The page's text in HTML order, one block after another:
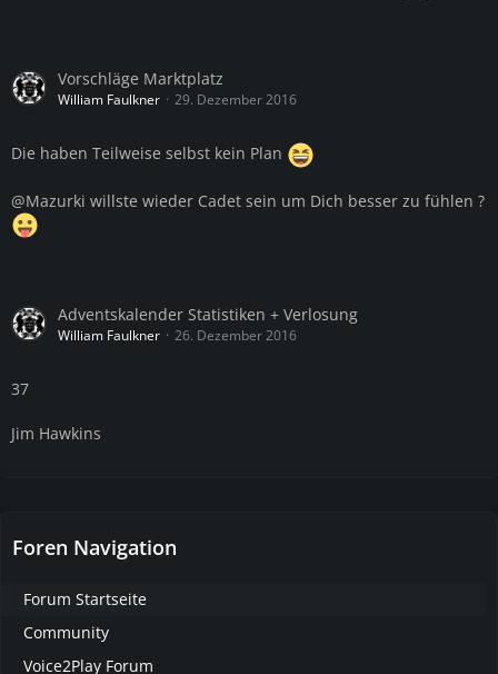
Vorschläge Marktplatz
William Faulkner 29. Dezember 2016
Die haben Teilweise selbst kein Plan
@Mazurki willste wieder Cadet sein um Dich besser zu fühlen ?
Adventskalender Statistiken + Verlosung
William Faulkner 26. Dezember 2016
37
Jim Hawkins
Foren Navigation
Forum Startseite
Community
Voice2Play Forum